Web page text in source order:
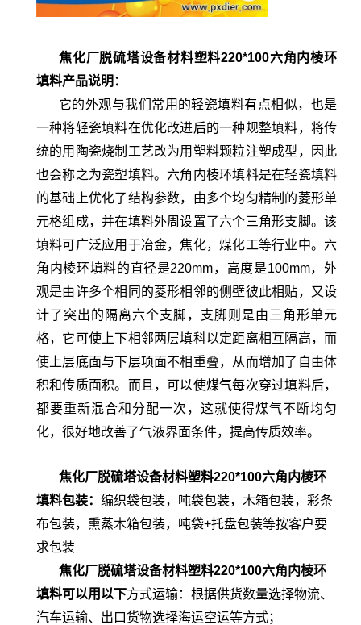
焦化厂脱硫塔设备材料塑料220*100六角内棱环
填料产品说明：
它的外观与我们常用的轻瓷填料有点相似，也是
一种将轻瓷填料在优化改进后的一种规整填料，将传
统的用陶瓷烧制工艺改为用塑料颗粒注塑成型，因此
也会称之为瓷塑填料。六角内棱环填料是在轻瓷填料
的基础上优化了结构参数，由多个均匀精制的菱形单
元格组成，并在填料外周设置了六个三角形支脚。该
填料可广泛应用于冶金，焦化，煤化工等行业中。 六
角内棱环填料的直径是220mm，高度是100mm，外
观是由许多个相同的菱形相邻的侧壁彼此相贴，又设
计了突出的隔离六个支脚，支脚则是由三角形单元
格，它可使上下相邻两层填科以定距离相互隔高，而
使上层底面与下层项面不相重叠，从而增加了自由体
积和传质面积。而且，可以使煤气每次穿过填料后，
都要重新混合和分配一次，这就使得煤气不断均匀
化，很好地改善了气液界面条件，提高传质效率。
焦化厂脱硫塔设备材料塑料220*100六角内棱环
填料包装： 编织袋包装，吨袋包装，木箱包装，彩条
布包装，熏蒸木箱包装，吨袋+托盘包装等按客户要
求包装
焦化厂脱硫塔设备材料塑料220*100六角内棱环
填料可以用以下方式运输：根据供货数量选择物流、
汽车运输、出口货物选择海运空运等方式；